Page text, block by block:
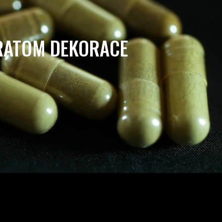
DEKORACE